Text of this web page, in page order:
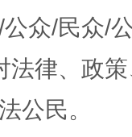
众/民众/
法律、政
公民。